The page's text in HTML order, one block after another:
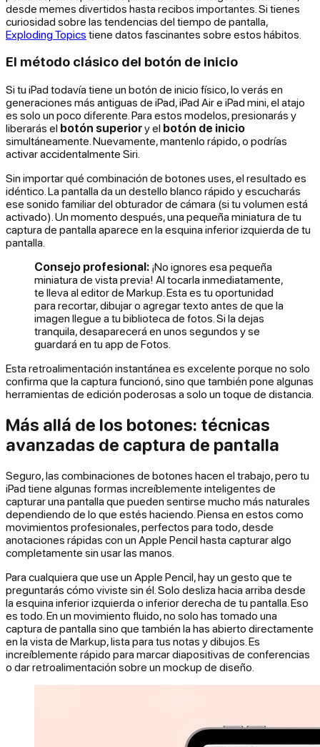
desde memes divertidos hasta recibos importantes. Si tienes
curiosidad sobre las tendencias del tiempo de pantalla,
Exploding Topics tiene datos fascinantes sobre estos hábitos.
El método clásico del botón de inicio
Si tu iPad todavía tiene un botón de inicio físico, lo verás en
generaciones más antiguas de iPad, iPad Air e iPad mini, el atajo
es solo un poco diferente. Para estos modelos, presionarás y
liberarás el botón superiory el botón de inicio
simultáneamente. Nuevamente, mantenlo rápido, o podrías
activar accidentalmente Siri.
Sin importar qué combinación de botones uses, el resultado es
idéntico. La pantalla da un destello blanco rápido y escucharás
ese sonido familiar del obturador de cámara (si tu volumen está
activado). Un momento después, una pequeña miniatura de tu
captura de pantalla aparece en la esquina inferior izquierda de tu
pantalla.
Consejo profesional: ¡No ignores esa pequeña
miniatura de vista previa! Al tocarla inmediatamente,
te lleva al editor de Markup. Esta es tu oportunidad
para recortar, dibujar o agregar texto antes de que la
imagen llegue a tu biblioteca de fotos. Si la dejas
tranquila, desaparecerá en unos segundos y se
guardará en tu app de Fotos.
Esta retroalimentación instantánea es excelente porque no solo
confirma que la captura funcionó, sino que también pone algunas
herramientas de edición poderosas a solo un toque de distancia.
Más allá de los botones: técnicas
avanzadas de captura de pantalla
Seguro, las combinaciones de botones hacen el trabajo, pero tu
iPad tiene algunas formas increíblemente inteligentes de
capturar una pantalla que pueden sentirse mucho más naturales
dependiendo de lo que estés haciendo. Piensa en estos como
movimientos profesionales, perfectos para todo, desde
anotaciones rápidas con un Apple Pencil hasta capturar algo
completamente sin usar las manos.
Para cualquiera que use un Apple Pencil, hay un gesto que te
preguntarás cómo viviste sin él. Solo desliza hacia arriba desde
la esquina inferior izquierda o inferior derecha de tu pantalla. Eso
es todo. En un movimiento fluido, no solo has tomado una
captura de pantalla sino que también la has abierto directamente
en la vista de Markup, lista para tus notas y dibujos. Es
increíblemente rápido para marcar diapositivas de conferencias
o dar retroalimentación sobre un mockup de diseño.